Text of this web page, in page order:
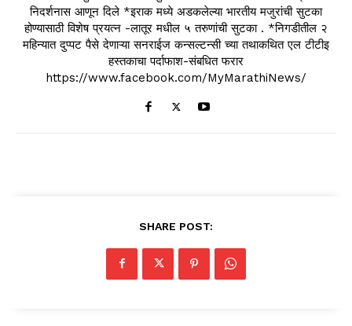
निदर्शनास आणून दिले *इराक मध्ये अडकलेल्या भारतीय मजुरांची सुटका
होण्यासाठी विशेष प्रयत्न -लातूर मधील ५ तरुणांची सुटका . *निगडीतील २
महिन्यात दुप्पट पैसे देणाऱ्या सनराईज कन्सल्टन्सी च्या तथाकथित एल टीटीइ
हस्तकाचा पर्दाफाश-संबधित फरार
https://www.facebook.com/MyMarathiNews/
SHARE POST: